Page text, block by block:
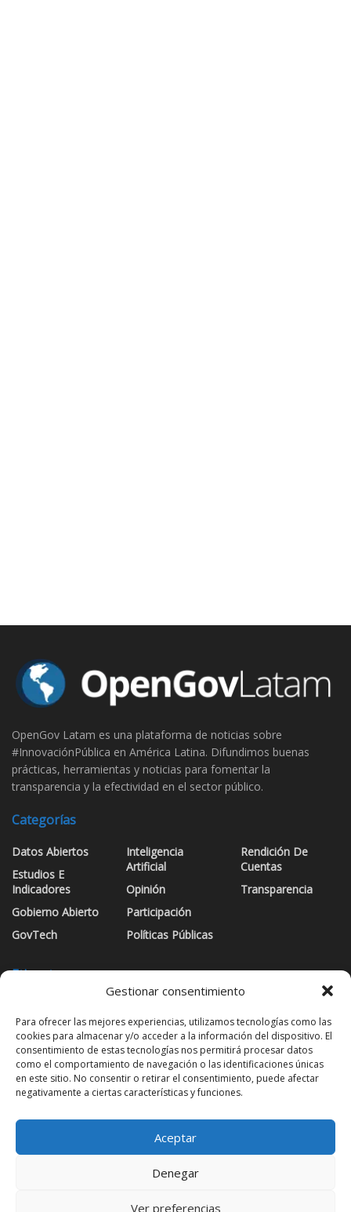
Gestionar consentimiento
Para ofrecer las mejores experiencias, utilizamos tecnologías como las
cookies para almacenar y/o acceder a la información del dispositivo. El
consentimiento de estas tecnologías nos permitirá procesar datos
como el comportamiento de navegación o las identificaciones únicas
en este sitio. No consentir o retirar el consentimiento, puede afectar
negativamente a ciertas características y funciones.
Aceptar
Denegar
Ver preferencias
OpenGov Latam es una plataforma de noticias sobre
#InnovaciónPública en América Latina. Difundimos buenas
prácticas, herramientas y noticias para fomentar la
transparencia y la efectividad en el sector público.
Categorías
Datos Abiertos
Estudios E
Indicadores
Gobierno Abierto
GovTech
Inteligencia
Artificial
Opinión
Participación
Políticas Públicas
Rendición De
Cuentas
Transparencia
Etiquetas
CLAD Colombia DatosAbiertos democracia
Estudios Gobiernos Locales Herramientas IA
Latinobarómetro Metodologías México